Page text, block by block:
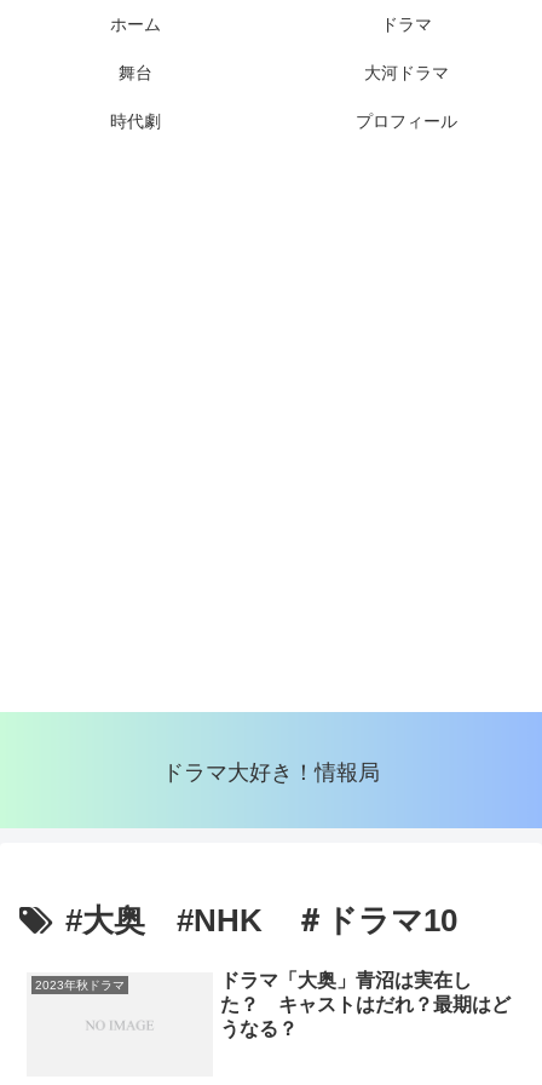
ドラマ大好き！情報局
ホーム ドラマ
舞台 大河ドラマ
時代劇 プロフィール
#大奥 #NHK ＃ドラマ10
2023年秋ドラマ
ドラマ「大奥」青沼は実在し
た？ キャストはだれ？最期はど
うなる？